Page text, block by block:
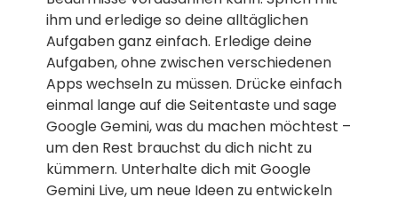
ihm und erledige so deine alltäglichen
Aufgaben ganz einfach. Erledige deine
Aufgaben, ohne zwischen verschiedenen
Apps wechseln zu müssen. Drücke einfach
einmal lange auf die Seitentaste und sage
Google Gemini, was du machen möchtest –
um den Rest brauchst du dich nicht zu
kümmern. Unterhalte dich mit Google
Gemini Live, um neue Ideen zu entwickeln